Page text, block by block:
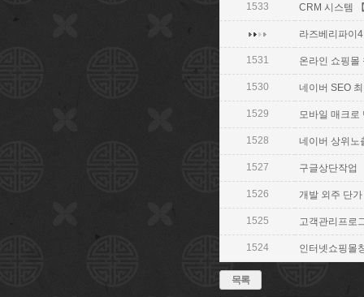
1533 CRM 시스템
라즈베리파이
1531 온라인 쇼핑몰
1530 네이버 SEO
1529 모바일 매크로
1528 네이버 상위노
1527 구글상단작업
1526 개발 외주 단
1525 고객관리프로
1524 인터넷쇼핑몰
목록